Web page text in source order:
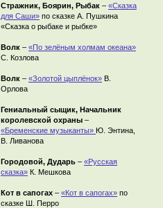
Стражник, Боярин, Рыбак – «Сказка
для Саши» по сказке А. Пушкина
«Сказка о рыбаке и рыбке»
Волк – «По зелёным холмам океана»
С. Козлова
Волк – «Золотой цыплёнок» В.
Орлова
Гениальный сыщик, Начальник
королевской охраны –
«Бременские музыканты» Ю. Энтина,
В. Ливанова
Городовой, Дударь – «Русская
сказка» К. Мешкова
Кот в сапогах – «Кот в сапогах» по
сказке Ш. Перро